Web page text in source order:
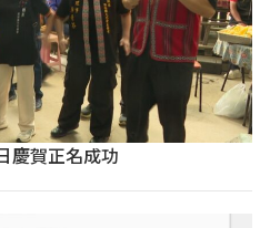
慶賀正名成功